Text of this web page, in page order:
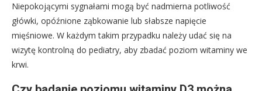
Niepokojącymi sygnałami mogą być nadmierna potliwość
główki, opóźnione ząbkowanie lub słabsze napięcie
mięśniowe. W każdym takim przypadku należy udać się na
wizytę kontrolną do pediatry, aby zbadać poziom witaminy we
krwi.